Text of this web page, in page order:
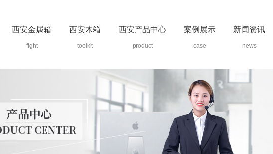
西安金属箱
flght
西安木箱
toolkit
西安产品中心
product
案例展示
case
新闻资讯
news